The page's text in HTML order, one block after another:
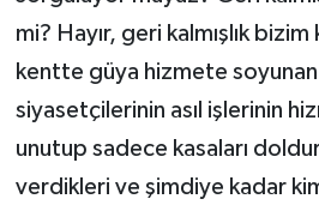
mi? Hayır, geri kalmışlık
kentte güya hizmete
siyasetçilerinin asıl işlerinin
unutup sadece kasaları
verdikleri ve şimdiye kadar
Hasköy
Korkut
Bulanık